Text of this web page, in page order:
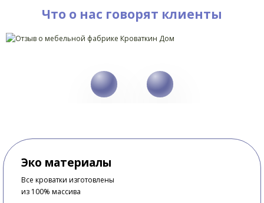
Что о нас говорят клиенты
Эко материалы
Все кроватки изготовлены
из 100% массива